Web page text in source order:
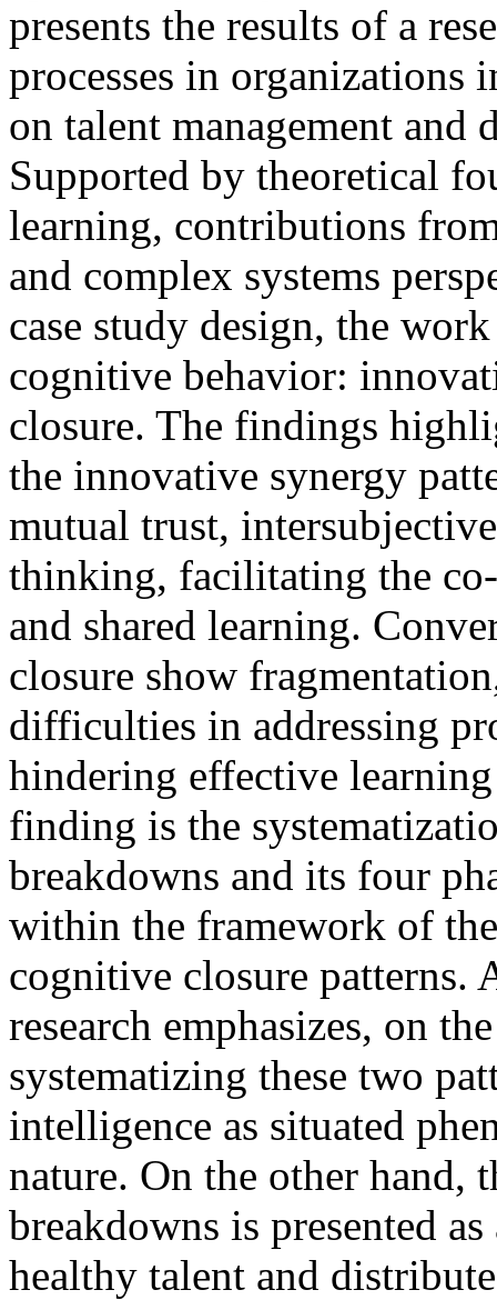
presents the results of a
processes in
on talent management
Supported by theoretical
learning, contributions
and complex systems
case study design, the
cognitive behavior:
closure. The findings
the innovative synergy
mutual trust,
thinking, facilitating the
and shared learning.
closure show
difficulties in addressing
hindering effective
finding is the
breakdowns and its four
within the framework of
cognitive closure patterns.
research emphasizes, on
systematizing these two
intelligence as situated
nature. On the other hand,
breakdowns is presented
healthy talent and